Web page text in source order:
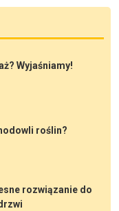
Wyjaśniamy!
roślin?
rozwiązanie do